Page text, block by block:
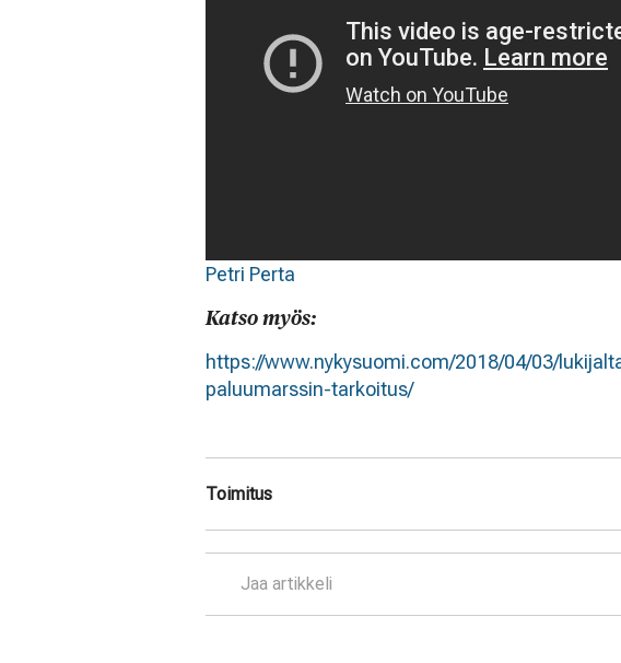
Petri Perta
Katso myös:
https://www.nykysuomi.com/2018/04/03/
paluumarssin-tarkoitus/
Toimitus
Jaa artikkeli